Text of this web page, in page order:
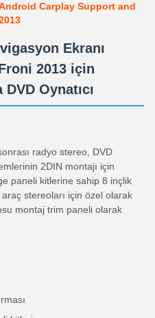
Carplay Support and
Ekranı
2013 için
Oynatıcı
radyo stereo, DVD
2DIN montajı için
paneli kitlerine sahip 8 inçlik
stereoları için özel olarak
montaj trim paneli olarak